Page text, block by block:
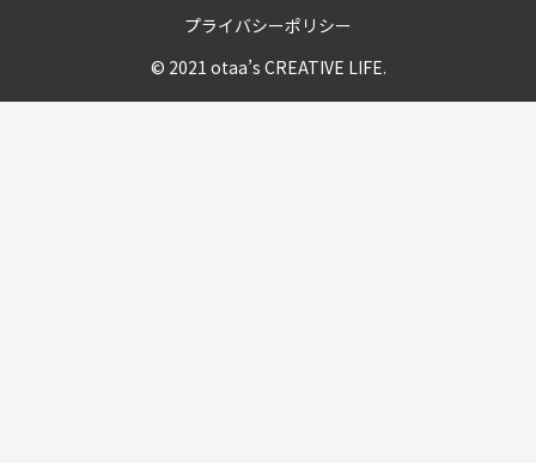
プライバシーポリシー
© 2021 otaa’s CREATIVE LIFE.